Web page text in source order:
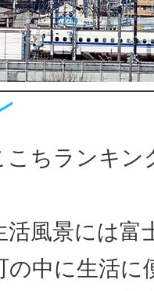
こちランキ
活風景には富
の中に生活に